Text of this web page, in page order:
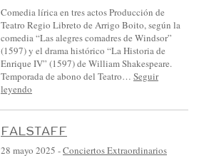
Comedia lírica en tres actos Producción de
Teatro Regio Libreto de Arrigo Boito, según la
comedia “Las alegres comadres de Windsor”
(1597) y el drama histórico “La Historia de
Enrique IV” (1597) de William Shakespeare.
Temporada de abono del Teatro… Seguir
leyendo
FALSTAFF
28 mayo 2025 -Conciertos Extraordinarios